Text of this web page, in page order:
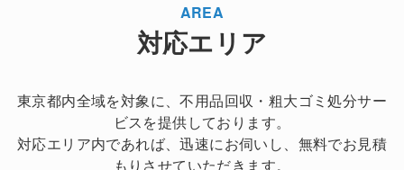
AREA
対応エリア
東京都内全域を対象に、不用品回収・粗大ゴミ処分サー
ビスを提供しております。
対応エリア内であれば、迅速にお伺いし、無料でお見積
もりさせていただきます。